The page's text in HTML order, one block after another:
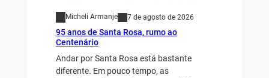
Micheli Armanje 7 de agosto de 2026
95 anos de Santa Rosa, rumo ao
Centenário
Andar por Santa Rosa está bastante
diferente. Em pouco tempo, as